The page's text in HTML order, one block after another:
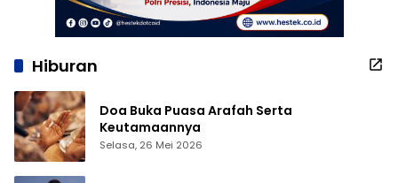
Hiburan
Doa Buka Puasa Arafah Serta
Keutamaannya
Selasa, 26 Mei 2026